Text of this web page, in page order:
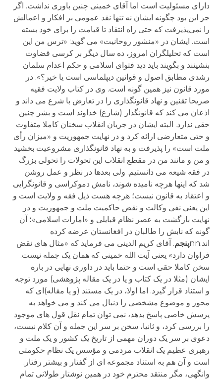
دارای مسئولیت است اما آقای خمینی چنین باوری نداشت. اگر
جز این بود چگونه ایشان نه تنها نقد عمومی بر افکار و اعمالش
را نمی‌پذیرفت که حتی راه انتقاد تا قیامت را برای خود بسته
است. ایشان در «منشور روحانیت» می گوید: «ترس من این
است که تحلیلگران امروز، ده سال دیگر بر کرسی قضاوت
بنشینند و بگویند باید دید فتوای اسلامی و حکم اعدام سلمان
رشدی مطابق اصول و قوانین دیپلماسی است یا خیر؟». در
مورد قانون نیز همین گونه است. وی در کتاب ولایت فقیه
صریحا تقنین و نهاد قانونگذاری را در تعارض با شرع می داند و
اذعان می کند که قانونگذار (شارع) خداوند است و بشر چنین
حقی ندارد. البته ایشان در جریان انقلاب سخنان کاملا متفاوت
و حتی متعارضی ارائه کرد و در نهایت جمهوریت و «میزان رأی
ملت است» را پذیرفت و به نهاد قانونگذاری مشروعیت بخشید
و من و مانند من در مقطع انقلاب این تحولات را تحولی بزرگ
در فقه شیعه می دانستیم. ولی بعدها در نظر و عمل روشن
شد که اینها هرچه نامیده شوند، نامش دموکراسی و قانونگرایی
و اعتقاد به قانون نیست؛ هرچه هست ذیل فقه و ولایت است و
این یعنی نفی وکالت و نقض حاکمیت ملت و جمهوریت و در
نهایت بازگشت به عصر نظام قبایلی و «امارات اسلامی»؛ آن
گونه که نابش را طالبان در افغانستان عرضه کرده
اند.nn
پنجم. آقای کریم الدینی می فرماید که «مثال های نقض
فراوان دارد» یعنی آیت الله خمینی که همان یک جمله نیست.
سخن کاملا حقی است و حتما باید در داوری نهایی در باره
ایشان (مثلا در یک کتاب و یا در یک مقاله پژوهشی) مورد توجه
و استناد قرار گیرد. اما اولا، در یک مستند (و یا مقاله)ای که
محور و موضوع مشخصی را دنبال می کند و می خواهد به
پرسش خاصی پاسخ بدهد، نمی توان تمام نقل قول های موجود
را بررسی کرد، و ثانیا، سخن بر سر این جمله و آن کلام نیست،
دعوی بر سر یک دوران مهمی از تاریخ یک کشور و یک ملت و
رهبری عظیم یک انقلاب مردمی و مؤسس یک نظام حکومتی
است و آن هم به استناد مجموعه ای از گفتار و بیشتر رفتار.
وانگهی، مگر منتقد محترم خود در همین نوشتار طولانی تمام